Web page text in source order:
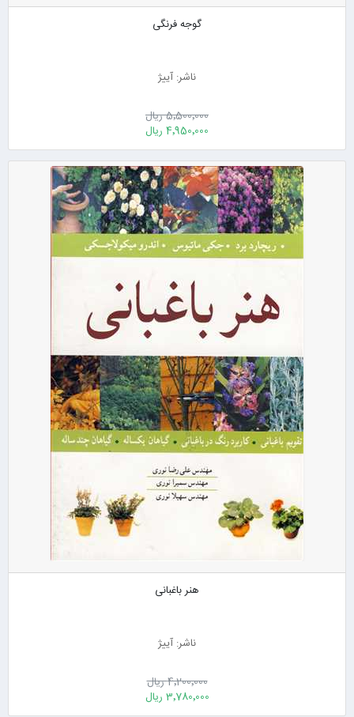
گوجه فرنگی
ناشر: آییژ
5٬500٬000 ریال
4٬950٬000 ریال
هنر باغبانی
ناشر: آییژ
4٬200٬000 ریال
3٬780٬000 ریال